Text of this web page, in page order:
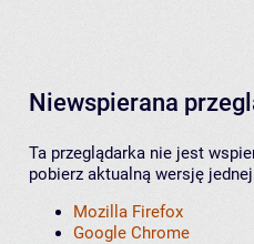
Niewspierana
Ta przeglądarka nie jest
pobierz aktualną wersję
Mozilla Firefox
Google Chrome